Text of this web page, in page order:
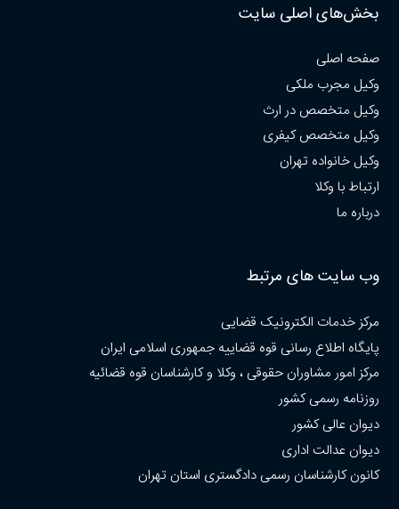
بخش‌های اصلی سایت
صفحه اصلی
وکیل مجرب ملکی
وکیل متخصص در ارث
وکیل متخصص کیفری
وکیل خانواده تهران
ارتباط با وکلا
درباره ما
وب سایت های مرتبط
مرکز خدمات الکترونیک قضایی
پایگاه اطلاع رسانی قوه قضاییه جمهوری اسلامی ایران
مرکز امور مشاوران حقوقی ، وکلا و کارشناسان قوه قضائیه
روزنامه رسمی کشور
دیوان عالی کشور
دیوان عدالت اداری
کانون کارشناسان رسمی دادگستری استان تهران